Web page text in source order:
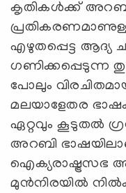
കൃതികള്‍ക്ക്
എഴുതപ്പെട്ട ആദ്യ
ഗണിക്കപ്പെടുന്ന
പോലും
മലയാളേതര
ഏറ്റവും കൂടുതല്‍
അറബി
ഐക്യരാഷ്ട്രസഭ
മുന്‍നിരയില്‍